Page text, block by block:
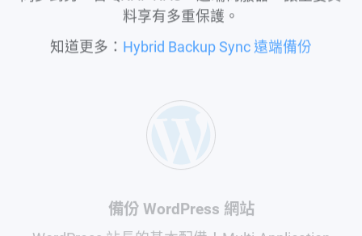
料享有多重保護。
知道更多： Hybrid Backup Sync 遠端備份
備份 WordPress 網站
WordPress 站長的基本配備！Multi-Application